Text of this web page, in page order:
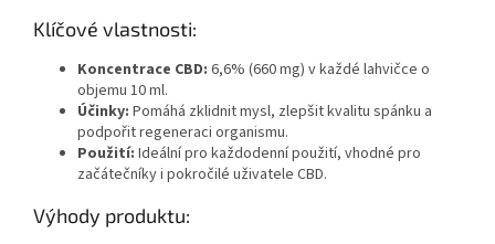
Klíčové vlastnosti:
Koncentrace CBD: 6,6% (660 mg) v každé lahvičce o
objemu 10 ml.
Účinky: Pomáhá zklidnit mysl, zlepšit kvalitu spánku a
podpořit regeneraci organismu.
Použití: Ideální pro každodenní použití, vhodné pro
začátečníky i pokročilé uživatele CBD.
Výhody produktu: